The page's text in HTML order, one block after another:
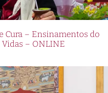
Cura – Ensinamentos do
Vidas – ONLINE